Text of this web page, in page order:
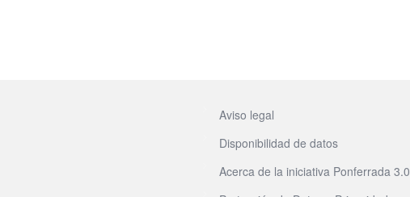
Aviso legal
Disponibilidad de datos
Acerca de la iniciativa Ponferrada 3.0